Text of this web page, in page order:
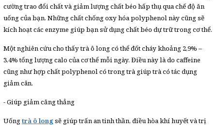
cường trao đổi chất và giảm lượng chất béo hấp thụ qua chế độ ăn
uống của bạn. Những chất chống oxy hóa polyphenol này cũng sẽ
kích hoạt các enzyme giúp bạn sử dụng chất béo dự trữ trong cơ thể.
Một nghiên cứu cho thấy trà ô long có thể đốt cháy khoảng 2,9% –
3,4% tổng lượng calo của cơ thể mỗi ngày. Điều này là do caffeine
cũng như hợp chất polyphenol có trong trà giúp trà có tác dụng
giảm cân.
- Giúp giảm căng thẳng
Uốngtrà ô longsẽ giúp trấn an tinh thần, điều hòa khí huyết và trị